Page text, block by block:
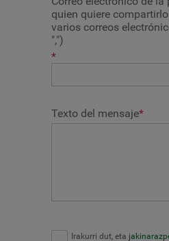
quien quiere
varios correos
",")
*
Texto del mensaje*
Irakurri dut, eta